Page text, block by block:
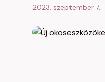
2023. szeptember 7.